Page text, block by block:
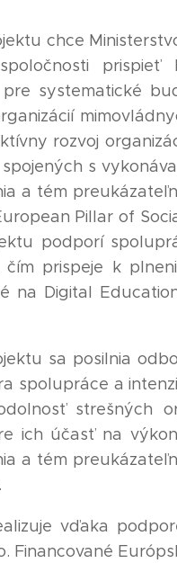
chce
systematické
rozvoj
s
a tém
Pillar of
podporí
prispeje k
na Digital
sa posilnia
spolupráce a
strešných
ich účasť na
a tém
vďaka
Financované